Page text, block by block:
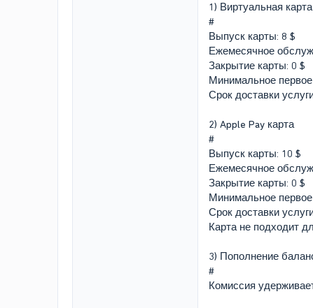
1) Виртуальная карта
#
Выпуск карты: 8 $
Ежемесячное
Закрытие карты: 0 $
Минимальное
Срок доставки
2) Apple Pay карта
#
Выпуск карты: 10 $
Ежемесячное
Закрытие карты: 0 $
Минимальное
Срок доставки
Карта не подходит
3) Пополнение
#
Комиссия